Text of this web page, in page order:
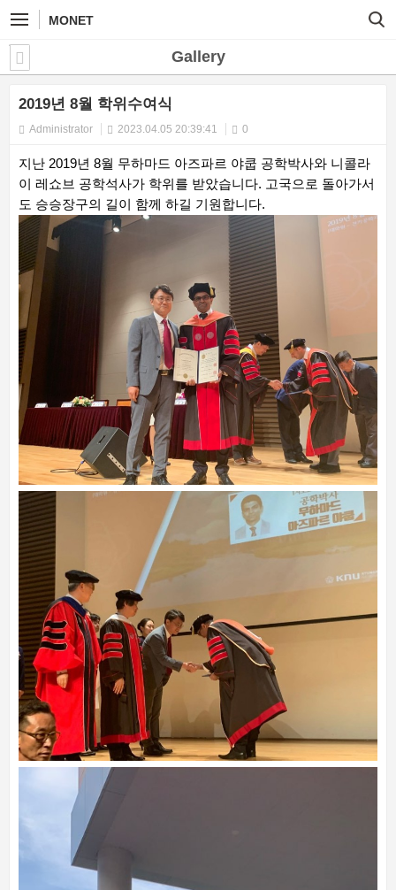
MONET
Gallery
2019년 8월 학위수여식
Administrator 2023.04.05 20:39:41 0
지난 2019년 8월 무하마드 아즈파르 야쿱 공학박사와 니콜라
이 레쇼브 공학석사가 학위를 받았습니다. 고국으로 돌아가서
도 승승장구의 길이 함께 하길 기원합니다.